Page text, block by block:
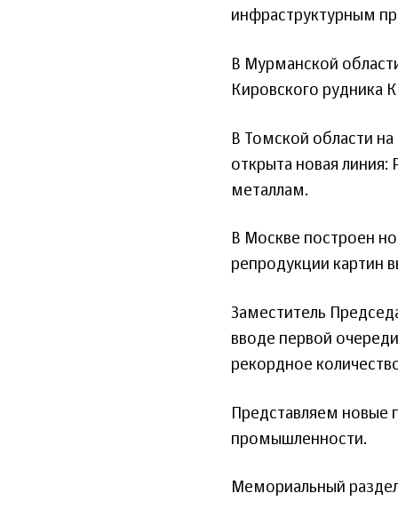
инфраструктурным
В Мурманской
Кировского рудника
В Томской области
открыта новая
металлам.
В Москве построен
репродукции картин
Заместитель
вводе первой
рекордное
Представляем новые
промышленности.
Мемориальный